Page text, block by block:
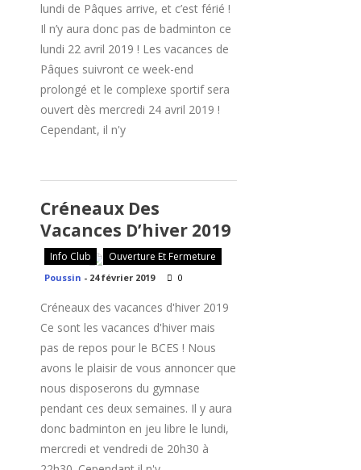
lundi de Pâques arrive, et c’est férié !
Il n’y aura donc pas de badminton ce
lundi 22 avril 2019 ! Les vacances de
Pâques suivront ce week-end
prolongé et le complexe sportif sera
ouvert dès mercredi 24 avril 2019 !
Cependant, il n'y
Créneaux Des
Vacances D’hiver 2019
Info Club Ouverture Et Fermeture
Poussin - 24 février 2019 0
Créneaux des vacances d'hiver 2019
Ce sont les vacances d'hiver mais
pas de repos pour le BCES ! Nous
avons le plaisir de vous annoncer que
nous disposerons du gymnase
pendant ces deux semaines. Il y aura
donc badminton en jeu libre le lundi,
mercredi et vendredi de 20h30 à